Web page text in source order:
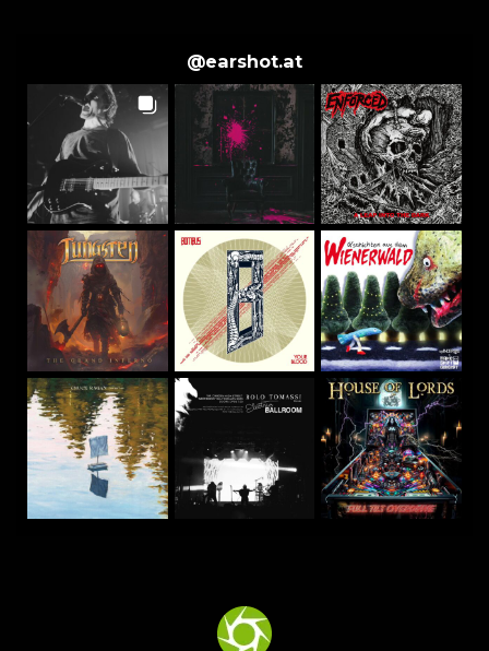
@earshot.at